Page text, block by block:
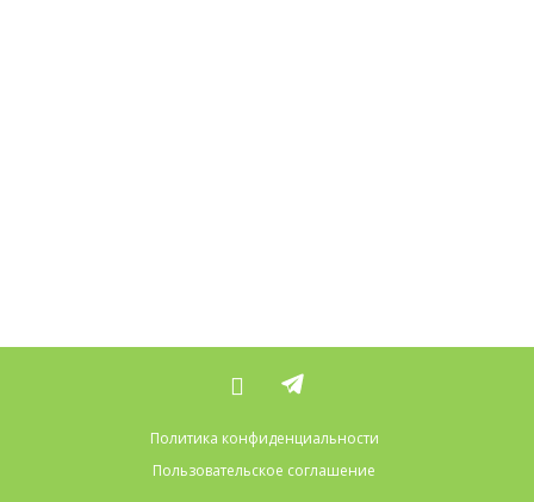
Политика конфиденциальности
Пользовательское соглашение